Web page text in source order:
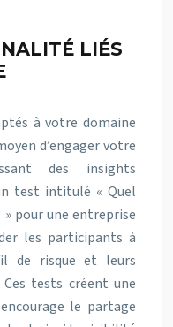
LIÉS
à votre domaine
d’engager votre
des insights
test intitulé « Quel
» pour une entreprise
les participants à
de risque et leurs
Ces tests créent une
le partage